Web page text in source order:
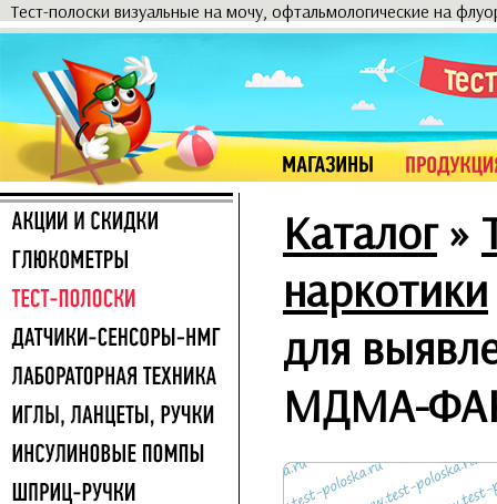
Тест-полоски визуальные на мочу, офтальмологические на
Каталог»
наркотики
для
МДМА-